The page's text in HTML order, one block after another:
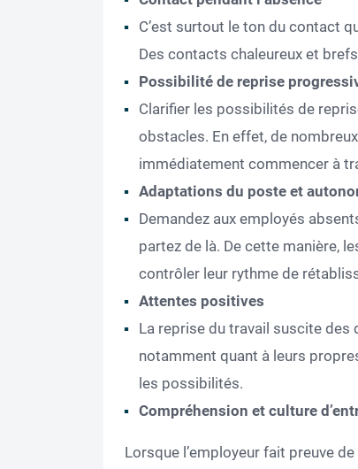
C’est surtout le ton du contact
Des contacts chaleureux et
Possibilité de reprise
Clarifier les possibilités de
obstacles. En effet, de
immédiatement commencer à
Adaptations du poste et
Demandez aux employés
partez de là. De cette manière,
contrôler leur rythme de
Attentes positives
La reprise du travail suscite des
notamment quant à leurs
les possibilités.
Compréhension et culture
Lorsque l’employeur fait preuve